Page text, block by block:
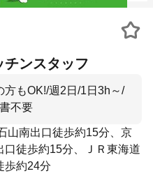
ンスタッフ
もOK!/週2日/1日3h～/
不要
山南出口徒歩約15分、京
口徒歩約15分、ＪＲ東海道
歩約24分